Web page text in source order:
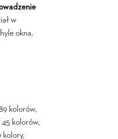
w
okna.
kolorów,
kolorów,